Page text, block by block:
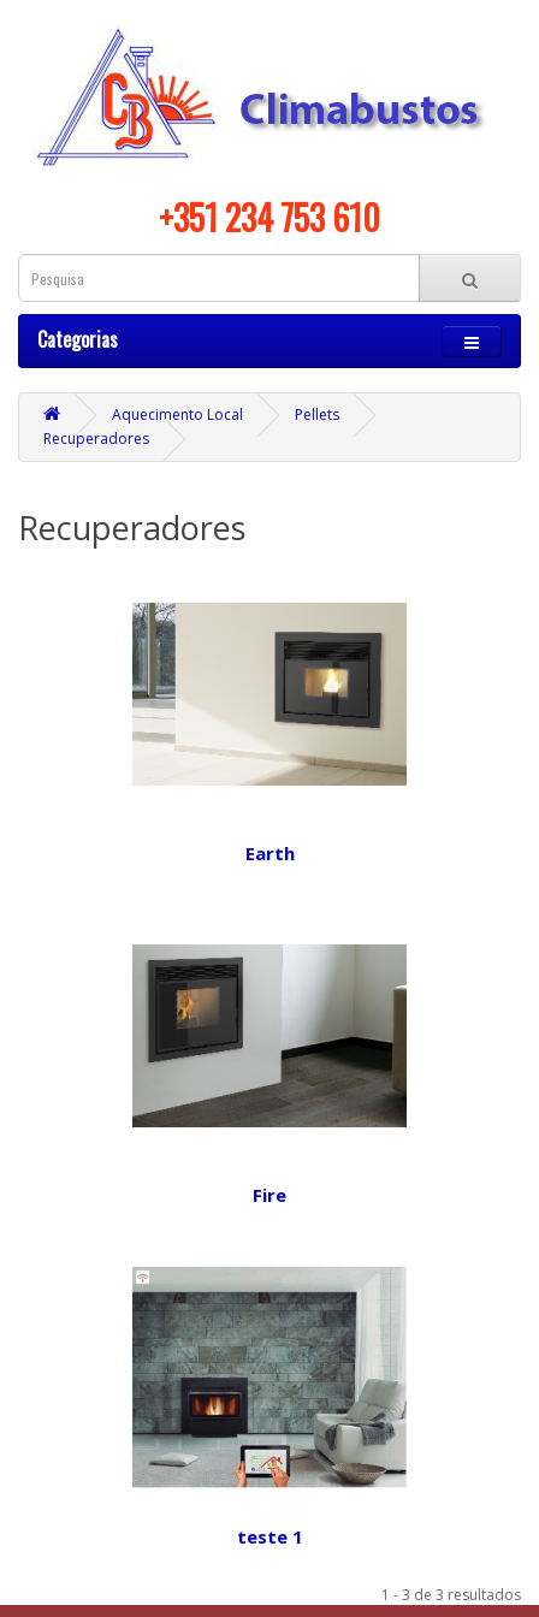
+351 234 753 610
Categorias
Aquecimento Local
Pellets
Recuperadores
Recuperadores
Earth
Fire
teste 1
1 - 3 de 3 resultados